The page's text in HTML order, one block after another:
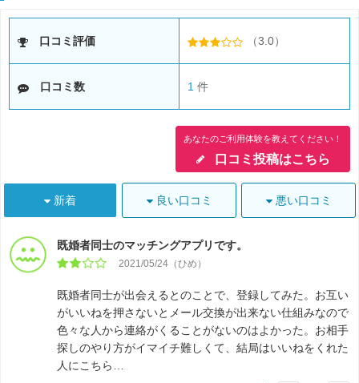
口コミ評価 （3.0）
口コミ数 1 件
あなたのご利用体験を教えてください！
口コミ投稿はこちら
新着 良い口コミ 悪い口コミ
既婚者同士のマッチングアプリです。
2021/05/24（ひめ）
既婚者同士が出会えるとのことで、登録してみた。お互い
がいいねを押さないとメール交換が出来ない仕組みなので
色々な人から連絡がくることがないのはよかった。お相手
探しのやり方がイマイチ難しくて、結局はいいねをくれた
人にこちら…